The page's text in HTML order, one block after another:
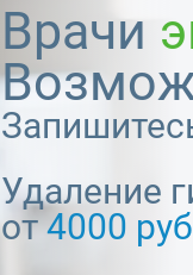
Врачи
Удаление
от4000